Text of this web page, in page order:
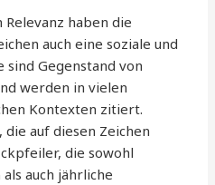
haben die
auch eine soziale und
sind Gegenstand von
werden in vielen
Kontexten zitiert.
auf diesen Zeichen
die sowohl
auch jährliche